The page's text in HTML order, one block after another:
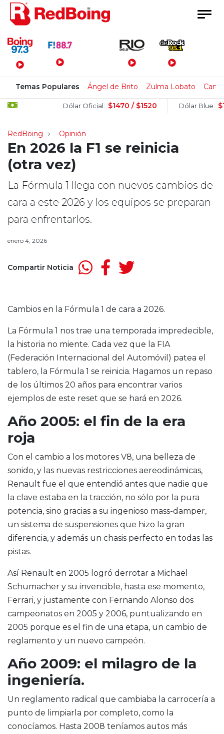
Menú Principal
Temas Populares Ángel de Brito Zulma Lobato
Dólar Oficial: $1470 / $1520 Dólar Blue:
RedBoing Opinión
En 2026 la F1 se reinicia
(otra vez)
La Fórmula 1 llega con nuevos cambios de
cara a este 2026 y los equipos se preparan
para enfrentarlos.
enero 4, 2026
Compartir Noticia
Cambios en la Fórmula 1 de cara a 2026.
La Fórmula 1 nos trae una temporada impredecible,
la historia no miente. Cada vez que la FIA
(Federación Internacional del Automóvil) patea el
tablero, la Fórmula 1 se reinicia. Hagamos un repaso
de los últimos 20 años para encontrar varios
ejemplos de este reset que se hará en 2026.
Año 2005: el fin de la era
roja
Con el cambio a los motores V8, una belleza de
sonido, y las nuevas restricciones aereodinámicas,
Renault fue el que entendió antes que nadie que
la clave estaba en la tracción, no sólo por la pura
potencia, sino gracias a su ingenioso mass-damper,
un sistema de suspensiones que hizo la gran
diferencia, y además un chasis perfecto en todas las
pistas.
Así Renault en 2005 logró derrotar a Michael
Schumacher y su invencible, hasta ese momento,
Ferrari, y justamente con Fernando Alonso dos
campeonatos en 2005 y 2006, puntualizando en
2005 porque es el fin de una etapa, un cambio de
reglamento y un nuevo campeón.
Año 2009: el milagro de la
ingeniería.
Un reglamento radical que cambiaba la carrocería a
punto de limpiarla por completo, como la
conocíamos. Hasta 2008 teníamos autos más